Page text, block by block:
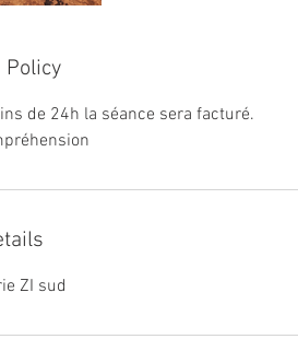
Policy
de 24h la séance sera facturé.
ZI sud